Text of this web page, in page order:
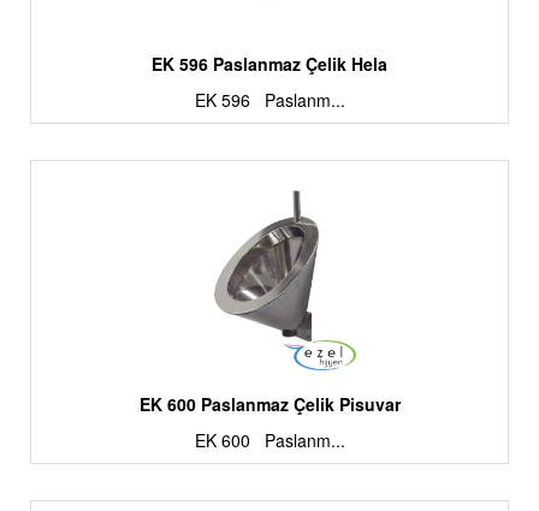
EK 596 Paslanmaz Çelik Hela
EK 596 Paslanm...
EK 600 Paslanmaz Çelik Pisuvar
EK 600 Paslanm...